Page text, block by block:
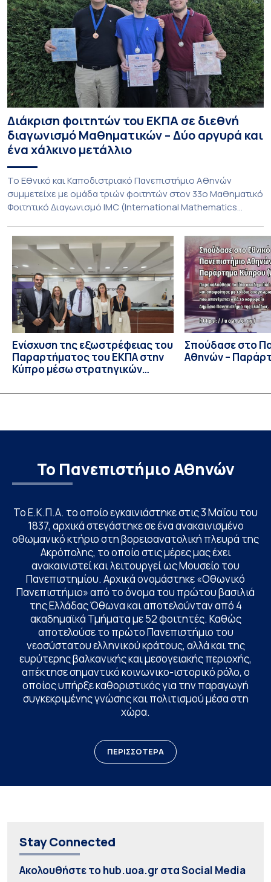
Διάκριση φοιτητών του ΕΚΠΑ σε διεθνή
διαγωνισμό Μαθηματικών – Δύο αργυρά και
ένα χάλκινο μετάλλιο
To Εθνικό και Καποδιστριακό Πανεπιστήμιο Αθηνών
συμμετείχε με ομάδα τριών φοιτητών στον 33ο Μαθηματικό
Φοιτητικό Διαγωνισμό IMC (International Mathematics
Ιουλίου στο Blagoevgrad της Βουλγαρίας. Σε αυτόν
συμμετείχαν 447 φοιτητές εκπροσωπώντας 135
πανεπιστήμια από 46 χώρες. Από την Ελλάδα, συμμετείχαν
επίσης το Εθνικό Μετσόβιο Πολυτεχνείο, το Αριστοτέλειο
Πανεπιστήμιο […]
Ενίσχυση της εξωστρέφειας του
Παραρτήματος του ΕΚΠΑ στην
Κύπρο μέσω στρατηγικών
Σπούδασε στο
Αθηνών –
Το Πανεπιστήμιο Αθηνών
Το Ε.Κ.Π.Α. το οποίο εγκαινιάστηκε στις 3 Μαΐου του
1837, αρχικά στεγάστηκε σε ένα ανακαινισμένο
οθωμανικό κτήριο στη βορειοανατολική πλευρά της
Ακρόπολης, το οποίο στις μέρες μας έχει
ανακαινιστεί και λειτουργεί ως Μουσείο του
Πανεπιστημίου. Αρχικά ονομάστηκε «Οθωνικό
Πανεπιστήμιο» από το όνομα του πρώτου βασιλιά
της Ελλάδας Όθωνα και αποτελούνταν από 4
ακαδημαϊκά Τμήματα με 52 φοιτητές. Καθώς
αποτελούσε το πρώτο Πανεπιστήμιο του
νεοσύστατου ελληνικού κράτους, αλλά και της
ευρύτερης βαλκανικής και μεσογειακής περιοχής,
απέκτησε σημαντικό κοινωνικο-ιστορικό ρόλο, ο
οποίος υπήρξε καθοριστικός για την παραγωγή
συγκεκριμένης γνώσης και πολιτισμού μέσα στη
χώρα.
ΠΕΡΙΣΣΟΤΕΡΑ
Stay Connected
Ακολουθήστε το hub.uoa.gr στα Social Media